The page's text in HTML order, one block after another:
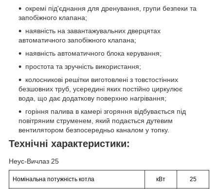
окремі під'єднання для дренування, групи безпеки та
запобіжного клапана;
наявність на завантажувальних дверцятах
автоматичного запобіжного клапана;
наявність автоматичного блока керування;
простота та зручність використання;
колосникові решітки виготовлені з товстостінних
безшовних труб, усередині яких постійно циркулює
вода, що дає додаткову поверхню нагрівання;
горіння палива в камері згоряння відбувається під
повітряним струменем, який подається дутевим
вентилятором безпосередньо каналом у топку.
Технічні характеристики:
Неус-Вичлаз 25
Номінальна потужність котла кВт 25